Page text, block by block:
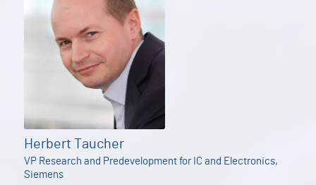
Herbert Taucher
VP Research and Predevelopment for IC and Electronics,
Siemens